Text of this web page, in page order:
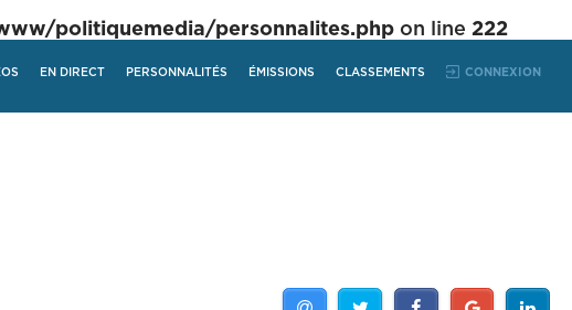
politiquemedia/personnalites.php on line 222
EN DIRECT PERSONNALITÉS ÉMISSIONS CLASSEMENTS CONNEXION